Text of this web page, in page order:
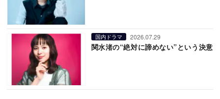
国内ドラマ 2026.07.29
関水渚の“絶対に諦めない”という決意